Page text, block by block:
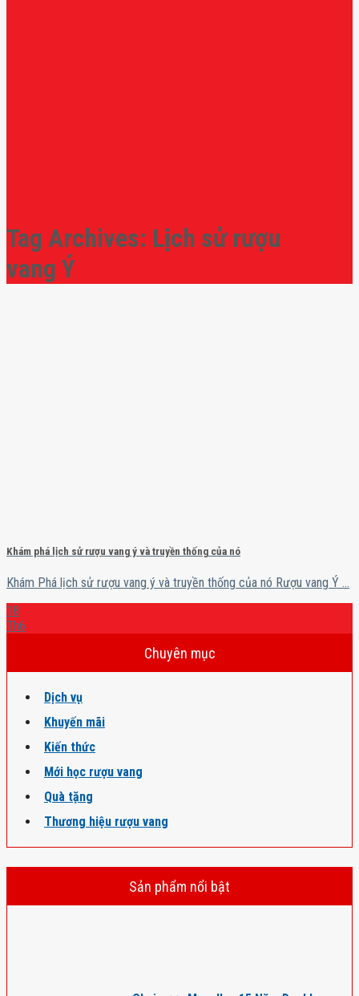
Tag Archives: Lịch sử rượu
vang Ý
Khám phá lịch sử rượu vang ý và truyền thống của nó
Khám Phá lịch sử rượu vang ý và truyền thống của nó Rượu vang Ý ...
18
Th6
Chuyên mục
Dịch vụ
Khuyến mãi
Kiến thức
Mới học rượu vang
Quà tặng
Thương hiệu rượu vang
Sản phẩm nổi bật